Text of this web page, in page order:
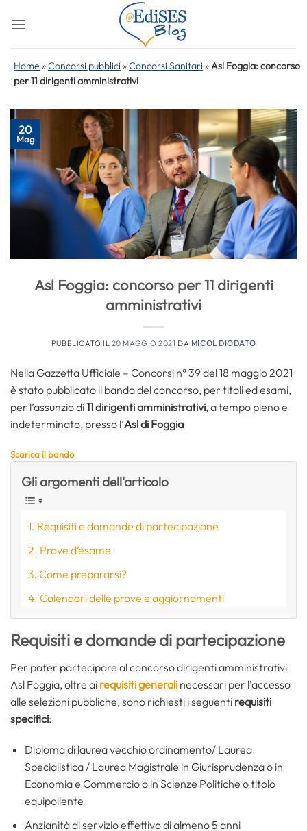
Home »Concorsi pubblici »Concorsi Sanitari »Asl Foggia: concorso
per 11 dirigenti amministrativi
20
Mag
Asl Foggia: concorso per 11 dirigenti
amministrativi
PUBBLICATO IL 20 MAGGIO 2021 DA MICOL DIODATO
Nella Gazzetta Ufficiale – Concorsi n° 39 del 18 maggio 2021
è stato pubblicato il bando del concorso, per titoli ed esami,
per l’assunzio di11 dirigenti amministrativi, a tempo pieno e
indeterminato, presso l’Asl di Foggia
Scarica il bando
Gli argomenti dell'articolo
Requisiti e domande di partecipazione
Prove d’esame
Come prepararsi?
Calendari delle prove e aggiornamenti
Requisiti e domande di partecipazione
Per poter partecipare al concorso dirigenti amministrativi
Asl Foggia, oltre ai requisiti generali necessari per l’accesso
alle selezioni pubbliche, sono richiesti i seguenti requisiti
specifici:
Diploma di laurea vecchio ordinamento/ Laurea
Specialistica / Laurea Magistrale in Giurisprudenza o in
Economia e Commercio o in Scienze Politiche o titolo
equipollente
Anzianità di servizio effettivo di almeno 5 anni